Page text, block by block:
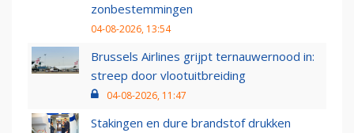
zonbestemmingen
04-08-2026, 13:54
Brussels Airlines grijpt ternauwernood in:
streep door vlootuitbreiding
04-08-2026, 11:47
Stakingen en dure brandstof drukken